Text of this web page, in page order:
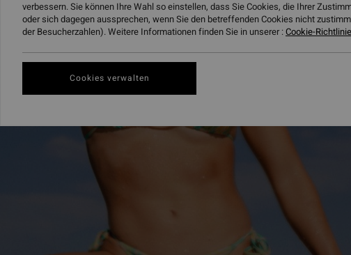
verbessern. Sie können Ihre Wahl so einstellen, dass Sie Cookies, die Ihrer
oder sich dagegen aussprechen, wenn Sie den betreffenden Cookies nicht
der Besucherzahlen). Weitere Informationen finden Sie in unserer :Cookie-Richtlinie
Cookies verwalten